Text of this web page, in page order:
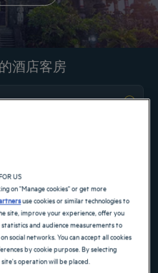
酒店客房
US
on "Manage cookies" or get more
use cookies or similar technologies to
site, improve your experience, offer you
and audience measurements to
social networks. You can accept all cookies
by cookie purpose. By selecting
site's operation will be placed.